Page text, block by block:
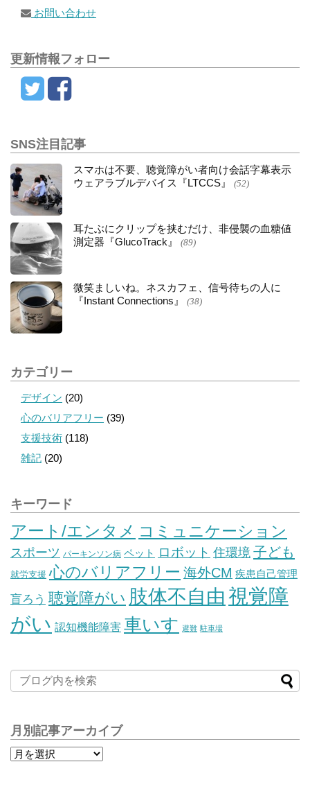
お問い合わせ
更新情報フォロー
SNS注目記事
スマホは不要、聴覚障がい者向け会話字幕表示
ウェアラブルデバイス『LTCCS』
(52)
耳たぶにクリップを挟むだけ、非侵襲の血糖値
測定器『GlucoTrack』
(89)
微笑ましいね。ネスカフェ、信号待ちの人に
『Instant Connections』
(38)
カテゴリー
デザイン (20)
心のバリアフリー (39)
支援技術 (118)
雑記 (20)
キーワード
アート/エンタメ コミュニケーション
スポーツ パーキンソン病 ペット ロボット 住環境 子ども
就労支援 心のバリアフリー 海外CM 疾患自己管理
盲ろう 聴覚障がい 肢体不自由視覚障
がい 認知機能障害 車いす 避難 駐車場
月別記事アーカイブ
月
別